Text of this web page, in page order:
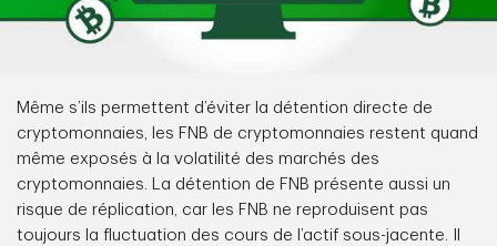
Même s’ils permettent d’éviter la détention directe de
cryptomonnaies, les FNB de cryptomonnaies restent quand
même exposés à la volatilité des marchés des
cryptomonnaies. La détention de FNB présente aussi un
risque de réplication, car les FNB ne reproduisent pas
toujours la fluctuation des cours de l’actif sous-jacente. Il